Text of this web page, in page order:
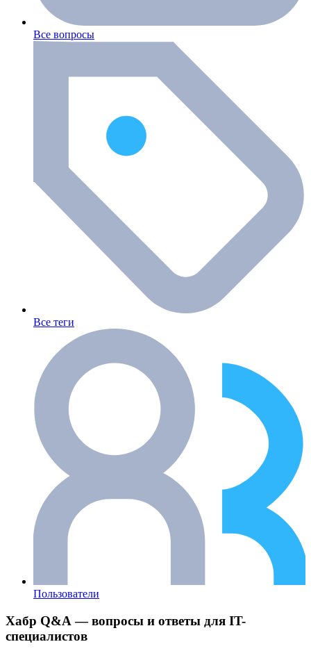
Все вопросы
Все теги
Пользователи
Хабр Q&A — вопросы и ответы для IT-
специалистов